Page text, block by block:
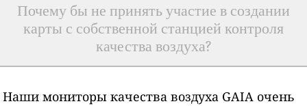
Почему бы не принять участие в создании
карты с собственной станцией контроля
качества воздуха?
Наши мониторы качества воздуха GAIA очень